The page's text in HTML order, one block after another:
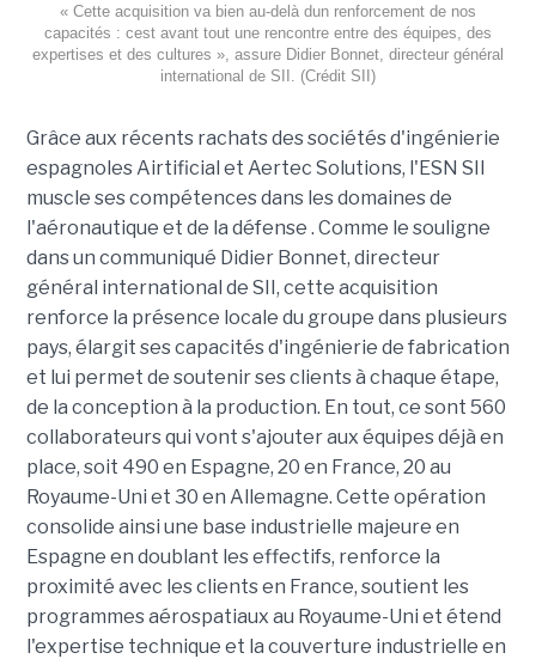
« Cette acquisition va bien au-delà dun renforcement de nos
capacités : cest avant tout une rencontre entre des équipes, des
expertises et des cultures », assure Didier Bonnet, directeur général
international de SII. (Crédit SII)
Grâce aux récents rachats des sociétés d'ingénierie
espagnoles Airtificial et Aertec Solutions, l'ESN SII
muscle ses compétences dans les domaines de
l'aéronautique et de la défense . Comme le souligne
dans un communiqué Didier Bonnet, directeur
général international de SII, cette acquisition
renforce la présence locale du groupe dans plusieurs
pays, élargit ses capacités d'ingénierie de fabrication
et lui permet de soutenir ses clients à chaque étape,
de la conception à la production. En tout, ce sont 560
collaborateurs qui vont s'ajouter aux équipes déjà en
place, soit 490 en Espagne, 20 en France, 20 au
Royaume-Uni et 30 en Allemagne. Cette opération
consolide ainsi une base industrielle majeure en
Espagne en doublant les effectifs, renforce la
proximité avec les clients en France, soutient les
programmes aérospatiaux au Royaume-Uni et étend
l'expertise technique et la couverture industrielle en